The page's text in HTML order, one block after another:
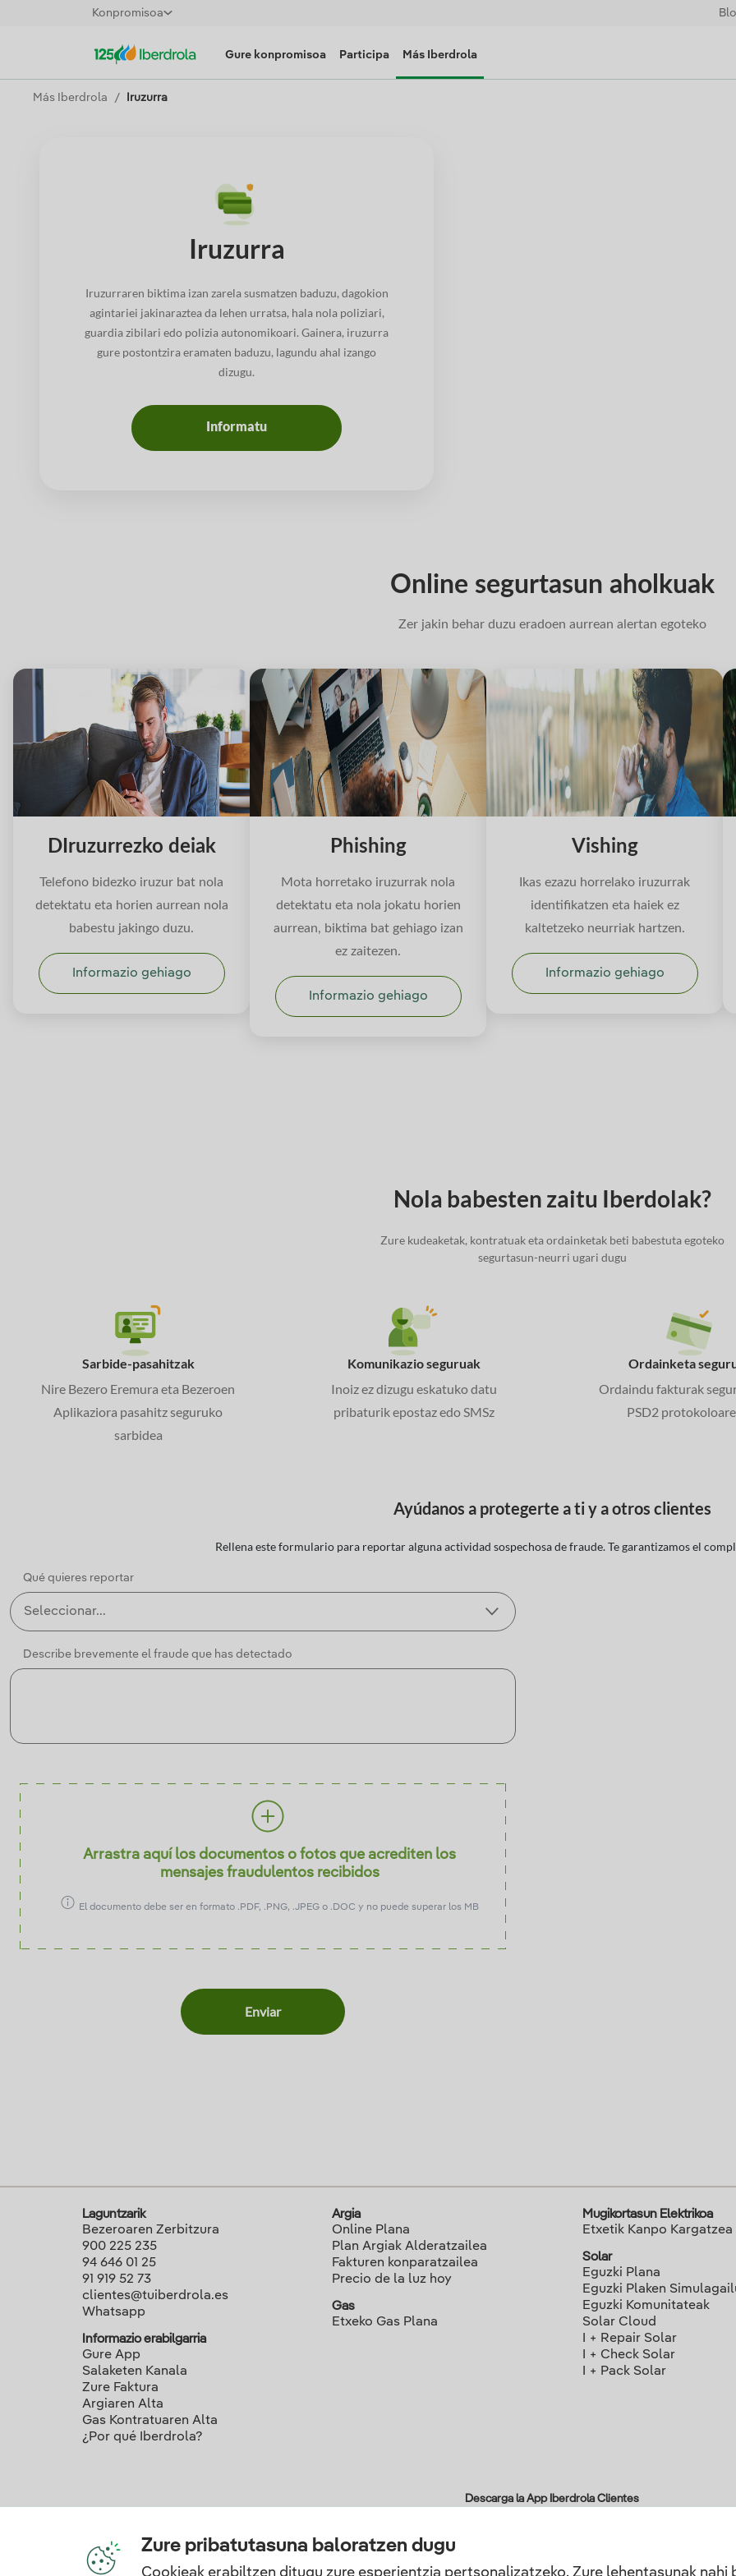
Konpromisoa
Gure konpromisoa Participa Más Iberdrola
Más Iberdrola Iruzurra
Iruzurra
Iruzurraren biktima izan zarela susmatzen baduzu, dagokion
agintariei jakinaraztea da lehen urratsa, hala nola poliziari,
guardia zibilari edo polizia autonomikoari. Gainera, iruzurra
gure postontzira eramaten baduzu, lagundu ahal izango
dizugu.
Informatu
Online segurtasun aholkuak
Zer jakin behar duzu eradoen aurrean alertan egoteko
DIruzurrezko deiak
Telefono bidezko iruzur bat nola
detektatu eta horien aurrean nola
babestu jakingo duzu.
Informazio gehiago
Phishing
Mota horretako iruzurrak nola
detektatu eta nola jokatu horien
aurrean, biktima bat gehiago izan
ez zaitezen.
Informazio gehiago
Vishing
Ikas ezazu horrelako iruzurrak
identifikatzen eta haiek ez
kaltetzeko neurriak hartzen.
Informazio gehiago
Nola babesten zaitu Iberdolak?
Zure kudeaketak, kontratuak eta ordainketak beti babestuta egoteko
segurtasun-neurri ugari dugu
Sarbide-pasahitzak
Nire Bezero Eremura eta Bezeroen
Aplikaziora pasahitz seguruko
sarbidea
Komunikazio seguruak
Inoiz ez dizugu eskatuko datu
pribaturik epostaz edo SMSz
Ordainketa
Ordaindu fakturak
PSD2
Ayúdanos a protegerte a ti y a otros clientes
Rellena este formulario para reportar alguna actividad sospechosa de fraude. Te garantizamos el
Qué quieres reportar
Describe brevemente el fraude que has detectado
Arrastra aquí los documentos o fotos que acrediten los
mensajes fraudulentos recibidos
El documento debe ser en formato .PDF, .PNG, .JPEG o .DOC y no puede superar los MB
Enviar
Laguntzarik
Bezeroaren Zerbitzura
900 225 235
94 646 01 25
91 919 52 73
clientes@tuiberdrola.es
Whatsapp
Informazio erabilgarria
Gure App
Salaketen Kanala
Zure Faktura
Argiaren Alta
Gas Kontratuaren Alta
¿Por qué Iberdrola?
Argia
Online Plana
Plan Argiak Alderatzailea
Fakturen konparatzailea
Precio de la luz hoy
Gas
Etxeko Gas Plana
Mugikortasun Elektrikoa
Etxetik Kanpo Kargatzea
Solar
Eguzki Plana
Eguzki Plaken
Eguzki Komunitateak
Solar Cloud
I + Repair Solar
I + Check Solar
I + Pack Solar
Descarga la App Iberdrola Clientes
Zure pribatutasuna baloratzen dugu
Cookieak erabiltzen ditugu zure esperientzia pertsonalizatzeko. Zure lehentasunak nahi